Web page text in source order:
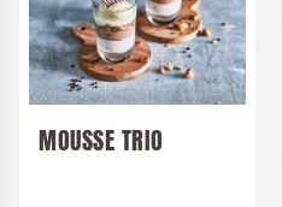
MOUSSE TRIO